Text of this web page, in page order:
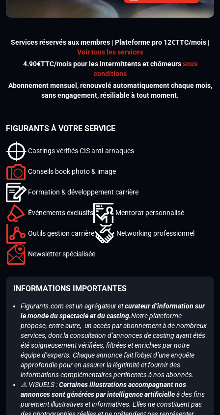
Services réservés aux membres | Plateforme pro 12€TTC/mois |
Voir tous les services
4.90€TTC/mois pour les intermittents et chômeurssous
conditions
Abonnement mensuel, renouvelé automatiquement chaque mois,
sans engagement, résiliable à tout moment.
FIGURANTS À VOTRE SERVICE
Castings vérifiés CIS anti-arnaques
Conseils book photo & image
Formation & développement carrière
Événements exclusifs Mentorat personnalisé
Outils gestion carrière Networking professionnel
Newsletter spécialisée
INFORMATIONS IMPORTANTES
Figurants.com est un agrégateur etcurateur d’information sur
le monde du spectacle et du casting.Notre plateforme
propose, entre autre, un accès par abonnement à de nombreux
services, dont la consultation d’annonces de casting ayant étés
été soigneusement vérifiées, filtrées et enrichies par notre
équipe d’experts. Chaque annonce fait l’objet d’une enquête
approfondie pour en assurer la légitimité et fournir des
informations complémentaires pertinentes à nos abonnés.
⚠️ VISUELS :Certaines illustrations accompagnant nos
annonces sont générées par intelligence artificielleà des fins
purement illustratives et informatives. Elles ne constituent pas